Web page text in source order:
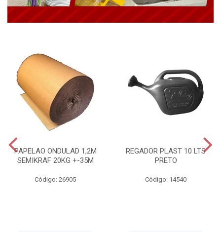
PAPELAO ONDULAD 1,2M
SEMIKRAF 20KG +-35M
Código: 26905
REGADOR PLAST 10 LTS
PRETO
Código: 14540